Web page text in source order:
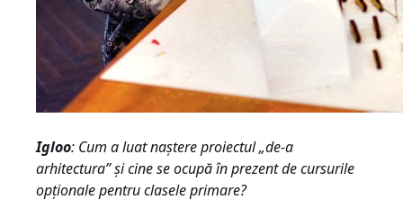
Igloo: Cum a luat naştere proiectul „de-a
arhitectura” şi cine se ocupă în prezent de cursurile
opţionale pentru clasele primare?